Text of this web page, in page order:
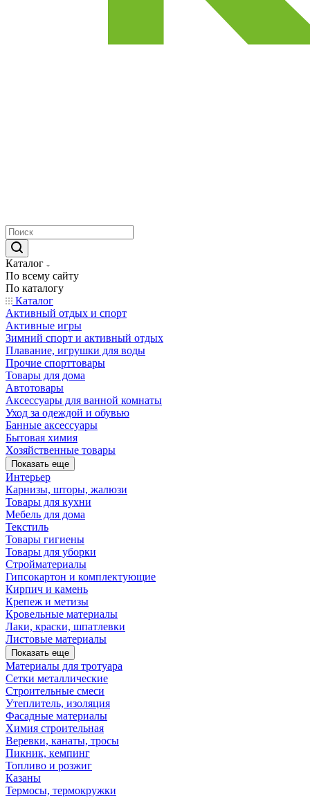
Каталог
По всему сайту
По каталогу
Каталог
Активный отдых и спорт
Активные игры
Зимний спорт и активный отдых
Плавание, игрушки для воды
Прочие спорттовары
Товары для дома
Автотовары
Аксессуары для ванной комнаты
Уход за одеждой и обувью
Банные аксессуары
Бытовая химия
Хозяйственные товары
Показать еще
Интерьер
Карнизы, шторы, жалюзи
Товары для кухни
Мебель для дома
Текстиль
Товары гигиены
Товары для уборки
Стройматериалы
Гипсокартон и комплектующие
Кирпич и камень
Крепеж и метизы
Кровельные материалы
Лаки, краски, шпатлевки
Листовые материалы
Показать еще
Материалы для тротуара
Сетки металлические
Строительные смеси
Утеплитель, изоляция
Фасадные материалы
Химия строительная
Веревки, канаты, тросы
Пикник, кемпинг
Топливо и розжиг
Казаны
Термосы, термокружки